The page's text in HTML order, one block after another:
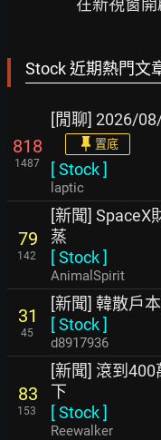
在新視窗
Stock 近期熱門文
818
1487
[閒聊] 2026/
置底
[Stock]
laptic
79
142
[新聞]
蒸
[Stock]
AnimalSpirit
31
45
[新聞] 韓散戶
[Stock]
d8917936
83
153
[新聞] 滾到
下
[Stock]
Reewalker